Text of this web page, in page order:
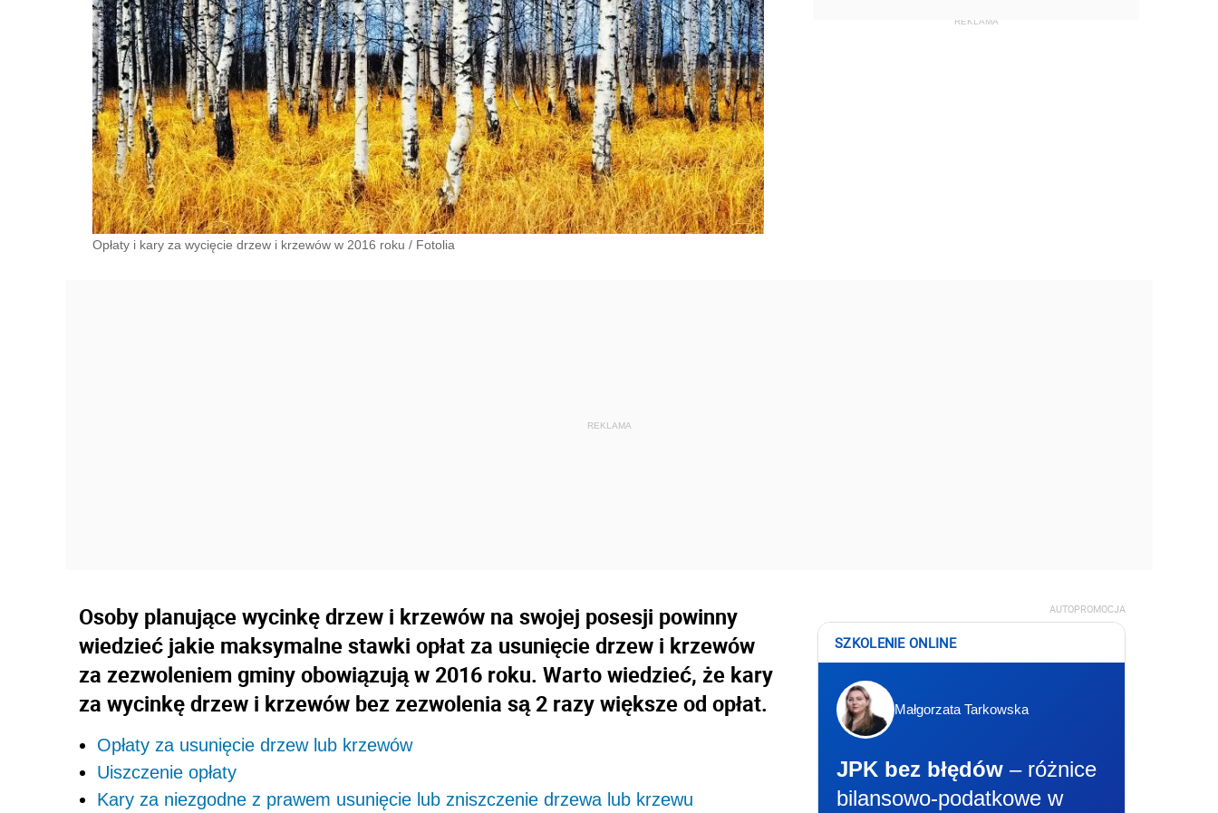
Opłaty i kary za wycięcie drzew i krzewów w 2016 roku / Fotolia
Osoby planujące wycinkę drzew i krzewów na swojej posesji powinny
wiedzieć jakie maksymalne stawki opłat za usunięcie drzew i krzewów
za zezwoleniem gminy obowiązują w 2016 roku. Warto wiedzieć, że kary
za wycinkę drzew i krzewów bez zezwolenia są 2 razy większe od opłat.
Opłaty za usunięcie drzew lub krzewów
Uiszczenie opłaty
Kary za niezgodne z prawem usunięcie lub zniszczenie drzewa lub krzewu
AUTOPROMOCJA
SZKOLENIE ONLINE
Małgorzata Tarkowska
JPK bez błędów – różnice
bilansowo-podatkowe w